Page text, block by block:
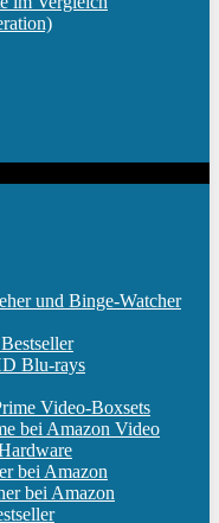
und Binge-Watcher
Blu-rays
Video-Boxsets
bei Amazon Video
bei Amazon
bei Amazon